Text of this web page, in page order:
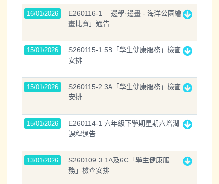
16/01/2026
E260116-1 「邊學·邊畫 - 海洋公園繪
畫比賽」通告
15/01/2026
S260115-1 5B「學生健康服務」檢查
安排
15/01/2026
S260115-2 3A「學生健康服務」檢查
安排
15/01/2026
E260114-1 六年級下學期星期六增潤
課程通告
13/01/2026
S260109-3 1A及6C「學生健康服
務」檢查安排